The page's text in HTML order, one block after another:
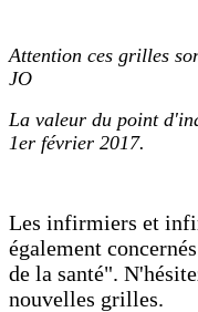
Attention ces grilles
JO
La valeur du point
1er février 2017.
Les infirmiers et
également
de la santé".
nouvelles grilles.